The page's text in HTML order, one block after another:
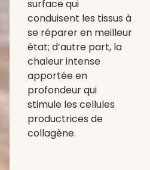
surface qui
conduisent les tissus à
se réparer en meilleur
état; d’autre part, la
chaleur intense
apportée en
profondeur qui
stimule les cellules
productrices de
collagène.